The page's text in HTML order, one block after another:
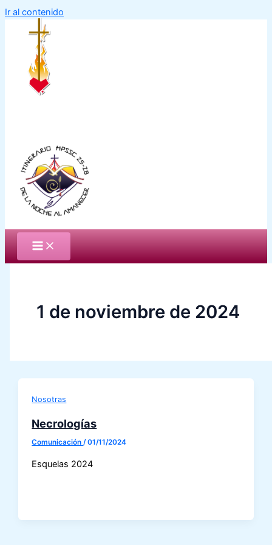
Ir al contenido
1 de noviembre de 2024
Nosotras
Necrologías
Comunicación/01/11/2024
Esquelas 2024